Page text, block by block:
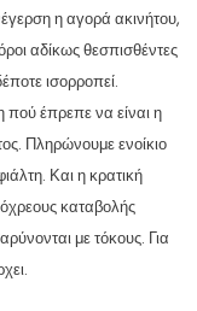
η αγορά ακινήτου,
αδίκως θεσπισθέντες
ισορροπεί.
έπρεπε να είναι η
Πληρώνουμε ενοίκιο
Και η κρατική
καταβολής
με τόκους. Για